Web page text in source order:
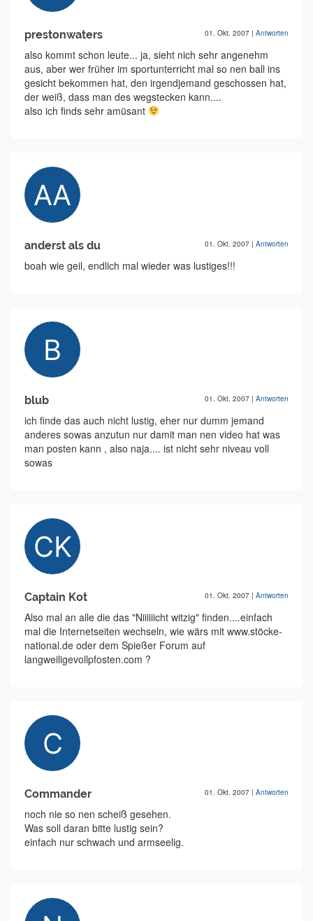
prestonwaters 01. Okt. 2007 | Antworten
also kommt schon leute... ja, sieht nich sehr angenehm
aus, aber wer früher im sportunterricht mal so nen ball ins
gesicht bekommen hat, den irgendjemand geschossen hat,
der weiß, dass man des wegstecken kann....
also ich finds sehr amüsant
anderst als du 01. Okt. 2007 | Antworten
boah wie geil, endlich mal wieder was lustiges!!!
blub 01. Okt. 2007 | Antworten
ich finde das auch nicht lustig, eher nur dumm jemand
anderes sowas anzutun nur damit man nen video hat was
man posten kann , also naja.... ist nicht sehr niveau voll
sowas
Captain Kot 01. Okt. 2007 | Antworten
Also mal an alle die das "Niiiiiicht witzig" finden....einfach
mal die Internetseiten wechseln, wie wärs mit www.stöcke-
national.de oder dem Spießer Forum auf
langweiligevollpfosten.com ?
Commander 01. Okt. 2007 | Antworten
noch nie so nen scheiß gesehen.
Was soll daran bitte lustig sein?
einfach nur schwach und armseelig.